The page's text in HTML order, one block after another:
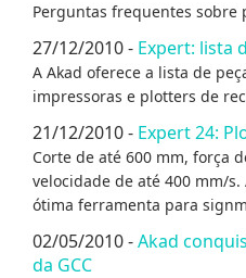
Perguntas frequentes sobre
27/12/2010 - Expert: lista
A Akad oferece a lista de
impressoras e plotters de
21/12/2010 - Expert 24:
Corte de até 600 mm, força
velocidade de até 400 mm/
ótima ferramenta para
02/05/2010 -Akad
da GCC